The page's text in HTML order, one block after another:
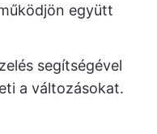
együtt
segítségével
a változásokat.